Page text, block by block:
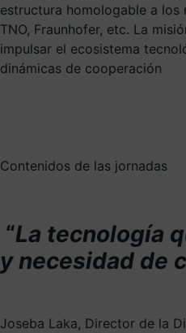
estructura homologable a los
TNO, Fraunhofer, etc. La
impulsar el ecosistema
dinámicas de cooperación
Contenidos de las jornadas
“La tecnología
y necesidad de
Joseba Laka, Director de la